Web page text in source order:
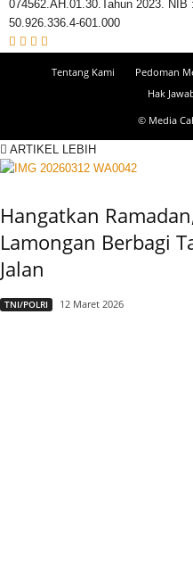
074562.AH.01.30.Tahun 2023. NIB
50.926.336.4-601.000
Tentang Kami Pedoman
Hak
© Media
ARTIKEL LEBIH
Hangatkan
Lamongan Berbagi
Jalan
TNI/POLRI 12 Maret 2026